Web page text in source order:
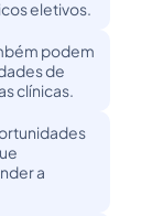
eletivos.
podem
de
clínicas.
a